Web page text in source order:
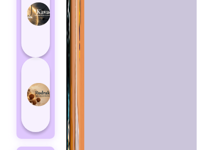
Protects
Negative
Energy
How to
Choose
the Right
Rudraksha
for You |
Dhwani...